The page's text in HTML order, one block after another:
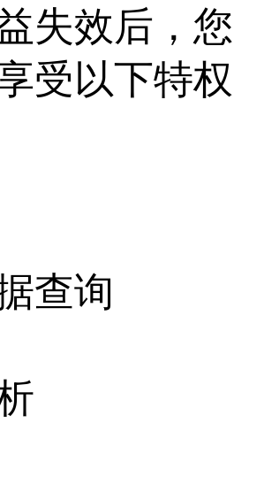
失效后，您
受以下特权
查询